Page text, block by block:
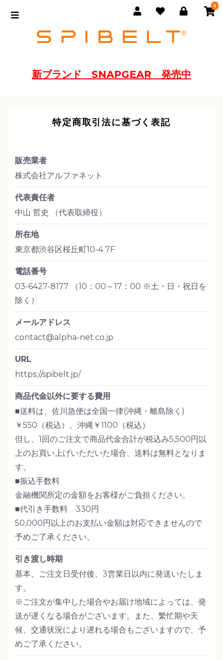
0
新ブランド SNAPGEAR 発売中
特定商取引法に基づく表記
販売業者
株式会社アルファネット
代表責任者
中山 哲史 （代表取締役）
所在地
東京都渋谷区桜丘町10-4 7F
電話番号
03-6427-8177 （10：00～17：00 ※土・日・祝日を
除く）
メールアドレス
contact@alpha-net.co.jp
URL
https://spibelt.jp/
商品代金以外に要する費用
■送料は、佐川急便は全国一律(沖縄・離島除く)
￥550（税込）、沖縄￥1100（税込）
但し、1回のご注文で商品代金合計が税込み5,500円以
上のお買い上げいただいた場合、送料は無料となりま
す。
■振込手数料
金融機関所定の金額をお客様がご負担ください。
■代引き手数料 330円
50,000円以上のお支払い金額は対応できませんので
予めご了承ください。
引き渡し時期
基本、ご注文日受付後、3営業日以内に発送いたしま
す。
※ご注文が集中した場合やお届け地域によっては、発
送が遅くなる場合がございます。また、繁忙期や天
候、交通状況により遅れる場合もございますので、予
めご了承ください。